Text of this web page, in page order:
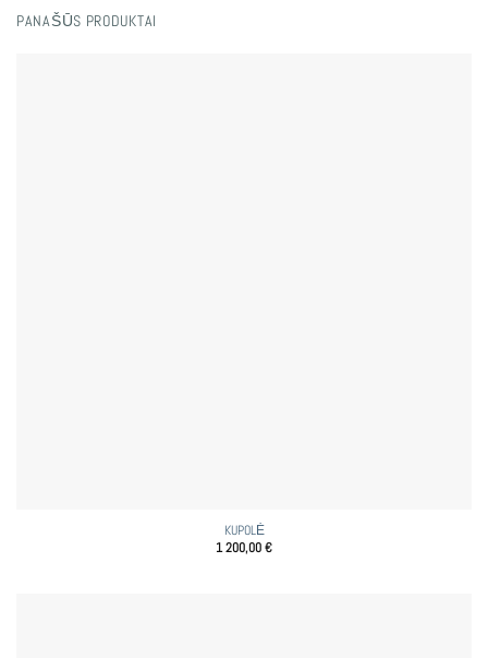
PANAŠŪS PRODUKTAI
KUPOLĖ
1 200,00€